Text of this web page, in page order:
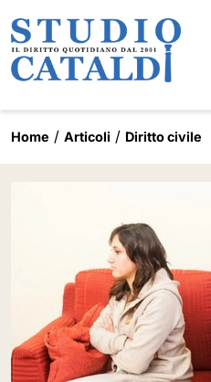
Home Articoli Diritto civile